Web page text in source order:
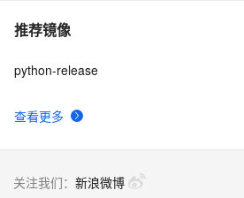
推荐镜像
查看更多
python-release
关注我们： 新浪微博